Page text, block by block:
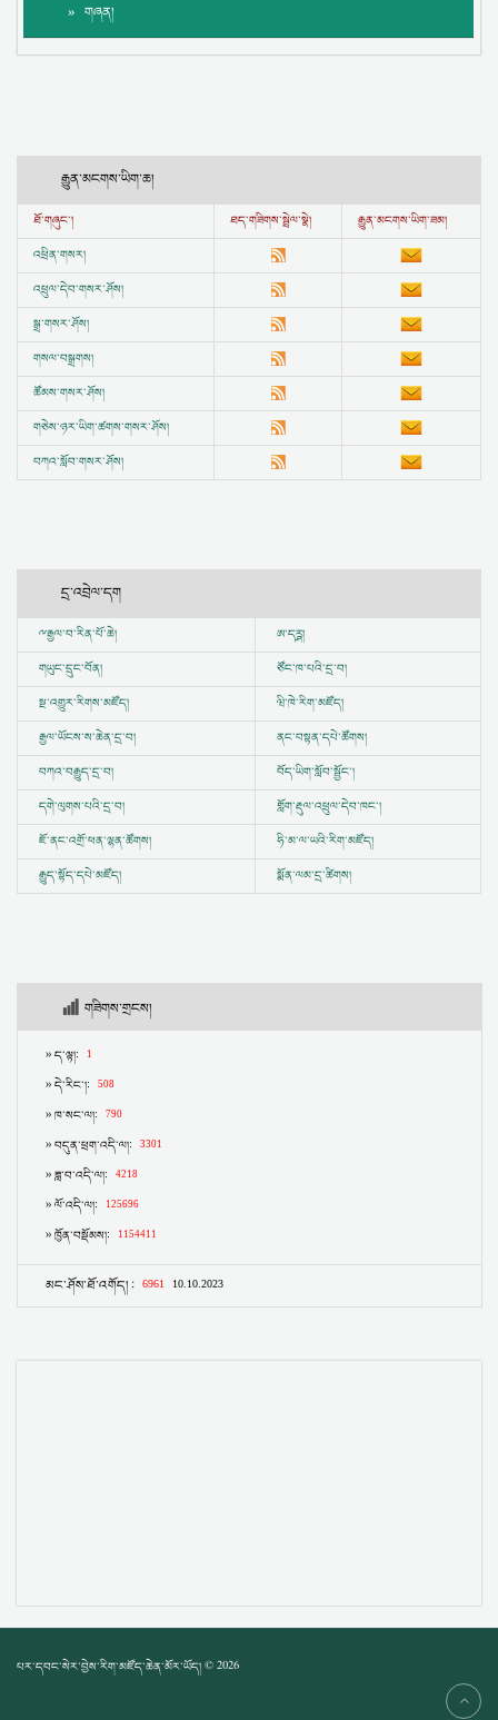
གཞན།
རྒྱུན་མངགས་ཡིག་ཆ།
ཐོ་གཞུང་། ཐད་གཟིགས་སྦྲེལ་སྣེ།
རྒྱུན་མངགས་ཡིག་ཟམ།
འཕྲིན་གསར།
འཕྲུལ་དེབ་གསར་ཤོས།
སྒྲ་གསར་ཤོས།
གསལ་བསྒྲགས།
ཚོམས་གསར་ཤོས།
གཅེས་ཉར་ཡིག་ཚགས་གསར་ཤོས།
བཀའ་སློབ་གསར་ཤོས།
དྲ་འབྲེལ་དག
ྋརྒྱལ་བ་རིན་པོ་ཆེ།
ཨ་དཪྴ།
གཡུང་དྲུང་བོན།
ཙོང་ཁ་པའི་དྲ་བ།
སྔ་འགྱུར་རིགས་མཛོད།
ཝི་ཁེ་རིག་མཛོད།
རྒྱལ་ཡོངས་ས་ཆེན་དྲ་བ།
ནང་བསྟན་དཔེ་ཚོགས།
བཀའ་བརྒྱུད་དྲ་བ།
བོད་ཡིག་སློབ་སྦྱོང་།
དགེ་ལུགས་པའི་དྲ་བ།
གློག་རྡུལ་འཕྲུལ་དེབ་ཁང་།
ཇོ་ནང་འགྲོ་ཕན་ལྷན་ཚོགས།
ཧི་མ་ལ་ཡའི་རིག་མཛོད།
རྒྱུད་སྟོད་དཔེ་མཛོད།
སྨོན་ལམ་དྲ་ཚིགས།
པར་དབང་སེར་བྱེས་རིག་མཛོད་ཆེན་མོར་ཡོད། © 2026